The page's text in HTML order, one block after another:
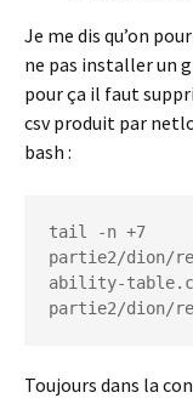
Je me dis qu’on
ne pas installer un
pour ça il faut
csv produit par
bash :
tail -n +7
partie2/dion/
ability-
partie2/dion/
Toujours dans la